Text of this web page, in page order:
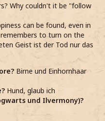
Why couldn't it be "follow
can be found, even in
to turn on the
Geist ist der Tod nur das
Birne und Einhornhaar
Hund, glaub ich
und Ilvermony)?